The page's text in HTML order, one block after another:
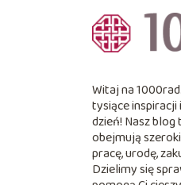
Witaj na
tysiące
dzień! Nasz
obejmują
pracę, urodę,
Dzielimy się